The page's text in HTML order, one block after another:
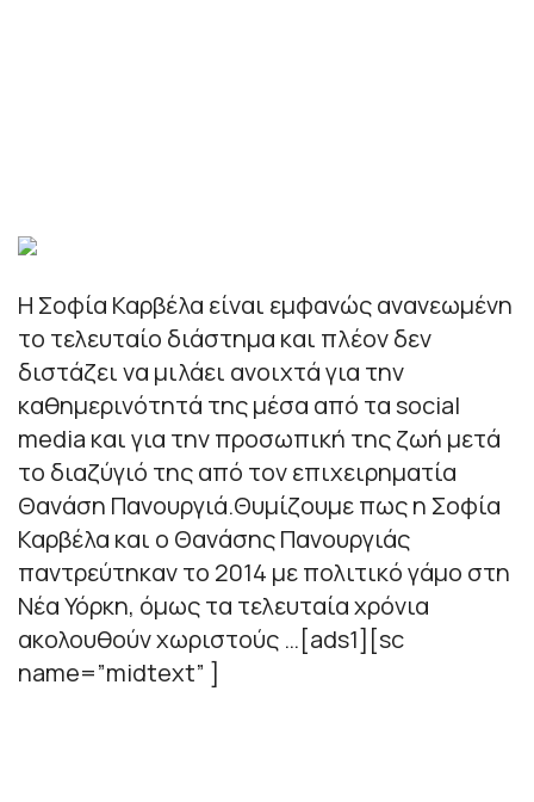
Η Σοφία Καρβέλα είναι εμφανώς ανανεωμένη
το τελευταίο διάστημα και πλέον δεν
διστάζει να μιλάει ανοιχτά για την
καθημερινότητά της μέσα από τα social
media και για την προσωπική της ζωή μετά
το διαζύγιό της από τον επιχειρηματία
Θανάση Πανουργιά.Θυμίζουμε πως η Σοφία
Καρβέλα και ο Θανάσης Πανουργιάς
παντρεύτηκαν το 2014 με πολιτικό γάμο στη
Νέα Υόρκη, όμως τα τελευταία χρόνια
ακολουθούν χωριστούς …[ads1][sc
name=”midtext” ]